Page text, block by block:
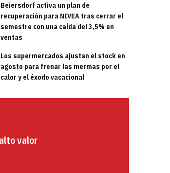
Beiersdorf activa un plan de
recuperación para NIVEA tras cerrar el
semestre con una caída del 3,5% en
ventas
Los supermercados ajustan el stock en
agosto para frenar las mermas por el
calor y el éxodo vacacional
valor